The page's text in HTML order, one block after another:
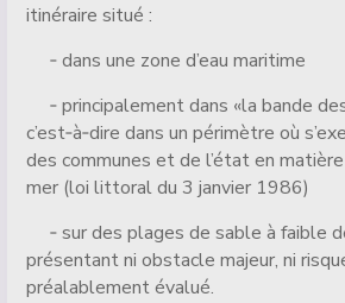
itinéraire situé :
‐ dans une zone d’eau maritime
‐ principalement dans «la bande
c’est‐à‐dire dans un périmètre où
des communes et de l’état en
mer (loi littoral du 3 janvier 1986)
‐ sur des plages de sable à faible
présentant ni obstacle majeur, ni
préalablement évalué.